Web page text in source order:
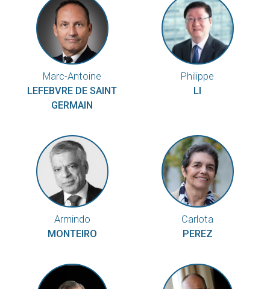
Marc-Antoine
LEFEBVRE DE SAINT
GERMAIN
Philippe
LI
Armindo
MONTEIRO
Carlota
PEREZ